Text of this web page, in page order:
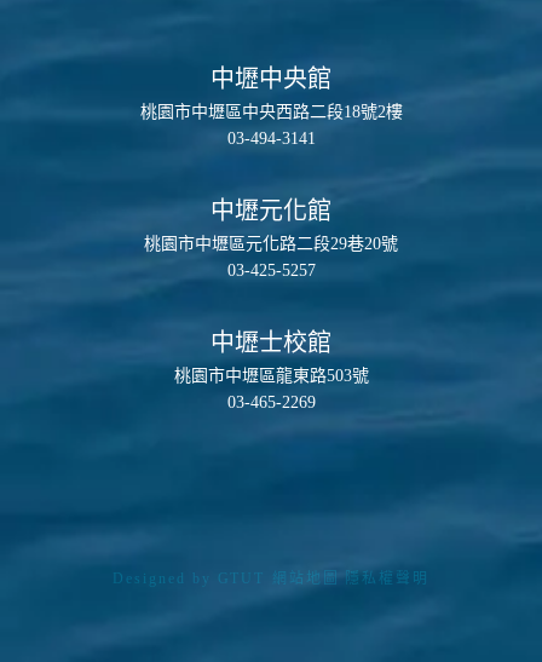
中壢中央館
桃園市中壢區中央西路二段18號2樓
03-494-3141
中壢元化館
桃園市中壢區元化路二段29巷20號
03-425-5257
中壢士校館
桃園市中壢區龍東路503號
03-465-2269
Designed by GTUT 網站地圖 隱私權聲明